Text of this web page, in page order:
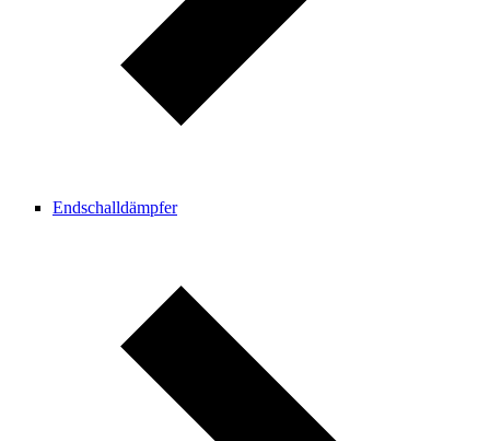
Endschalldämpfer